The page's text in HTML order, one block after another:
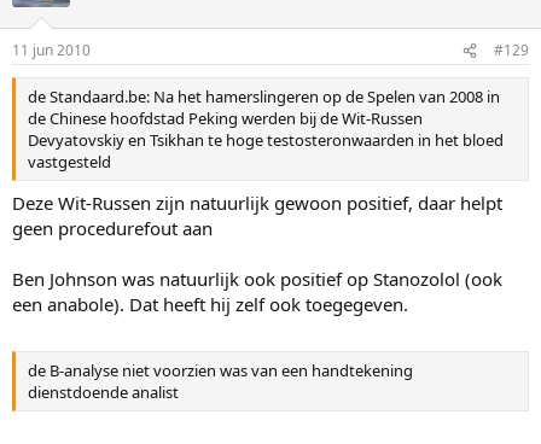
11 jun 2010 #129
de Standaard.be: Na het hamerslingeren op de Spelen van 2008 in
de Chinese hoofdstad Peking werden bij de Wit-Russen
Devyatovskiy en Tsikhan te hoge testosteronwaarden in het bloed
vastgesteld
Deze Wit-Russen zijn natuurlijk gewoon positief, daar helpt
geen procedurefout aan
Ben Johnson was natuurlijk ook positief op Stanozolol (ook
een anabole). Dat heeft hij zelf ook toegegeven.
de B-analyse niet voorzien was van een handtekening
dienstdoende analist